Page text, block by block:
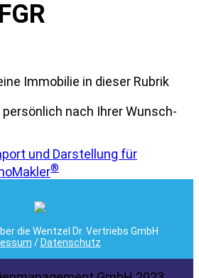
Immobilie in dieser Rubrik
nach Ihrer Wunsch-
und Darstellung für
®
die Wentzel Dr. Vertriebs GmbH
/ Datenschutz